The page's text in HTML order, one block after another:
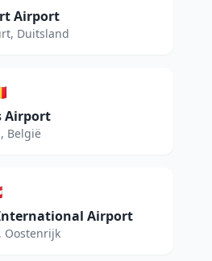
Airport
, Duitsland
Airport
, België
Airport
, Oostenrijk